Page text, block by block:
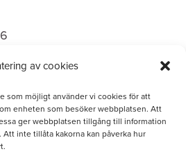
av cookies
som möjligt använder vi cookies för att
enheten som besöker webbplatsen. Att
ger webbplatsen tillgång till information
inte tillåta kakorna kan påverka hur